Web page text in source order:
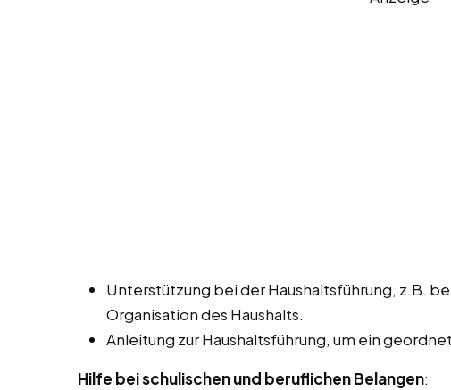
Unterstützung bei der Haushaltsführung, z.B.
Organisation des Haushalts.
Anleitung zur Haushaltsführung, um ein
Hilfe bei schulischen und beruflichen Belangen: